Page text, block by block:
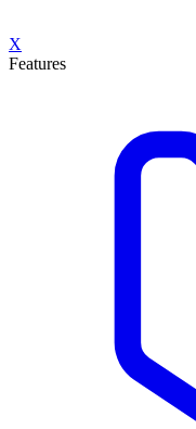
X
Features